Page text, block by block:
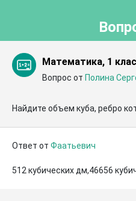
Математика, 1
Вопрос от Полина
Найдите объем куба, ребро
Ответ от Фаатьевич
512 кубических дм,46656